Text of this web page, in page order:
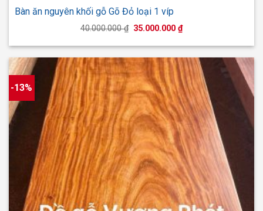
Bàn ăn nguyên khối gỗ Gõ Đỏ loại 1 víp
40.000.000₫ Giá
là:
35.000.000₫Giá
hiện
tại
35.000.000 ₫.
-13%